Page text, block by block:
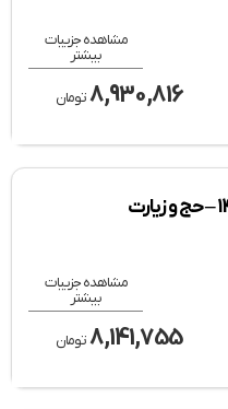
8,930,816تومان
مشاهده جزییات
بیشتر
8,141,755تومان
مشاهده جزییات
بیشتر